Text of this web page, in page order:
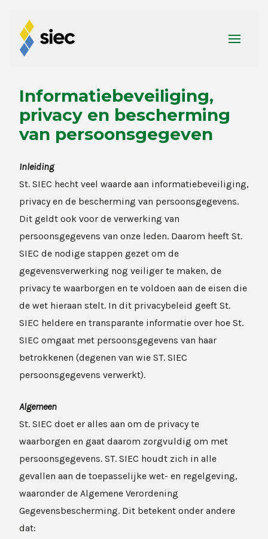
Informatiebeveiliging,
privacy en bescherming
van persoonsgegeven
Inleiding
St. SIEC hecht veel waarde aan informatiebeveiliging,
privacy en de bescherming van persoonsgegevens.
Dit geldt ook voor de verwerking van
persoonsgegevens van onze leden. Daarom heeft St.
SIEC de nodige stappen gezet om de
gegevensverwerking nog veiliger te maken, de
privacy te waarborgen en te voldoen aan de eisen die
de wet hieraan stelt. In dit privacybeleid geeft St.
SIEC heldere en transparante informatie over hoe St.
SIEC omgaat met persoonsgegevens van haar
betrokkenen (degenen van wie ST. SIEC
persoonsgegevens verwerkt).
Algemeen
St. SIEC doet er alles aan om de privacy te
waarborgen en gaat daarom zorgvuldig om met
persoonsgegevens. ST. SIEC houdt zich in alle
gevallen aan de toepasselijke wet- en regelgeving,
waaronder de Algemene Verordening
Gegevensbescherming. Dit betekent onder andere
dat: